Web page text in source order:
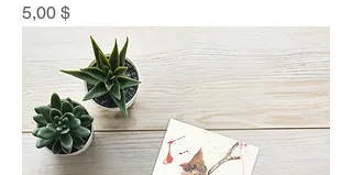
價格
5,00 $